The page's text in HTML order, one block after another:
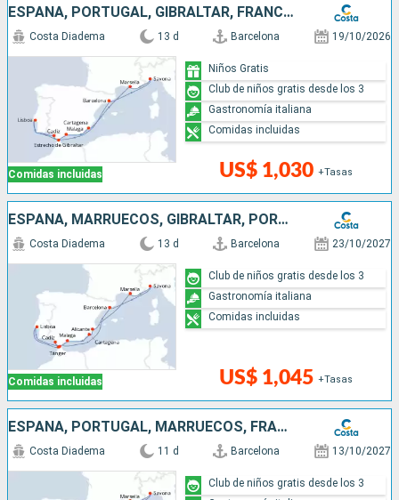
ESPAÑA, PORTUGAL, GIBRALTAR, FRANCIA, ITALIA
Comidas incluidas
Costa Diadema 13 d Barcelona 19/10/2026
US$ 1,030 +Tasas
Niños Gratis
Club de niños gratis desde los 3
Gastronomía italiana
Comidas incluidas
ESPAÑA, MARRUECOS, GIBRALTAR, PORTUGAL, FRANCIA, ITALIA
Comidas incluidas
Costa Diadema 13 d Barcelona 23/10/2027
US$ 1,045 +Tasas
Club de niños gratis desde los 3
Gastronomía italiana
Comidas incluidas
ESPAÑA, PORTUGAL, MARRUECOS, FRANCIA, ITALIA
Costa Diadema 11 d Barcelona 13/10/2027
Club de niños gratis desde los 3